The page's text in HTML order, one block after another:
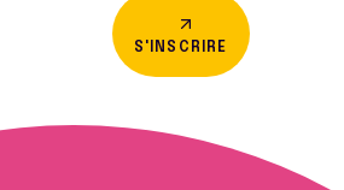
S'INSCRIRE